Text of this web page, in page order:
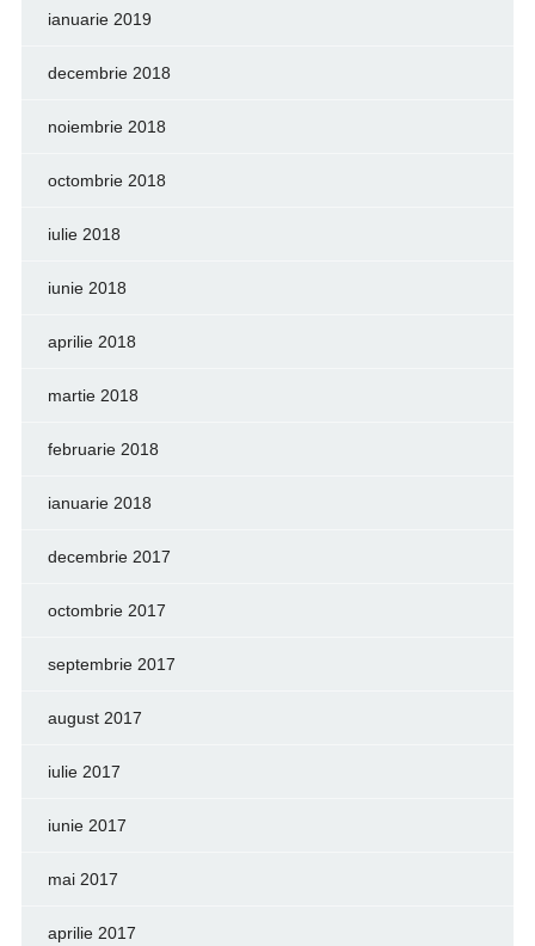
ianuarie 2019
decembrie 2018
noiembrie 2018
octombrie 2018
iulie 2018
iunie 2018
aprilie 2018
martie 2018
februarie 2018
ianuarie 2018
decembrie 2017
octombrie 2017
septembrie 2017
august 2017
iulie 2017
iunie 2017
mai 2017
aprilie 2017